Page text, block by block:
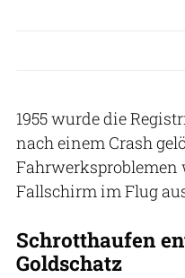
1955 wurde die
nach einem Crash
Fahrwerksproblemen
Fallschirm im Flug
Schrotthaufen
Goldschatz